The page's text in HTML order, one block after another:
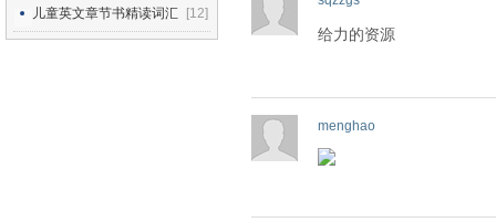
儿童英文章节书精读词汇 [12]
给力的资源
menghao